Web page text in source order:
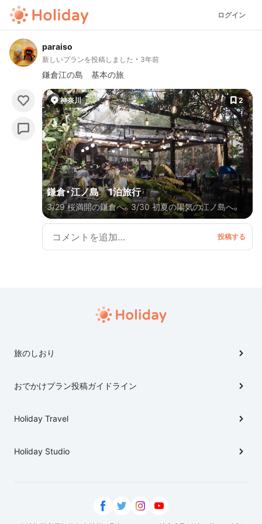
ログイン
paraiso
新しいプランを投稿しました 3年前
鎌倉江の島 基本の旅
神奈川 2
鎌倉・江ノ島 1泊旅行
3/29 桜満開の鎌倉へ。3/30 初夏の陽気の江ノ島へ。
旅のしおり
おでかけプラン投稿ガイドライン
Holiday Travel
Holiday Studio